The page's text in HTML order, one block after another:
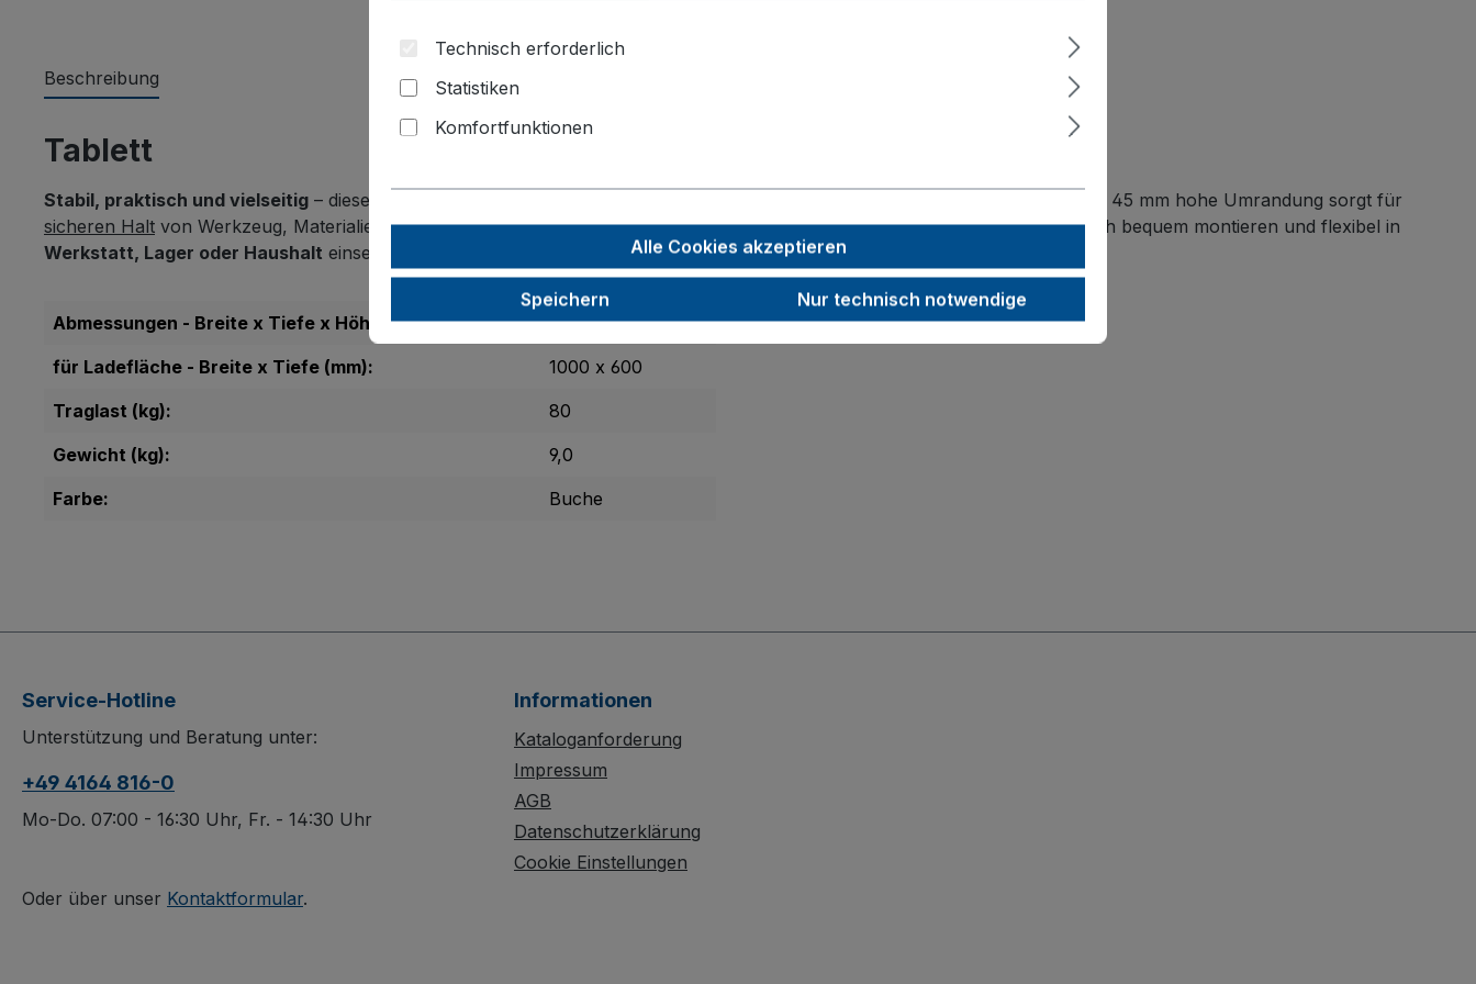
Beschreibung
Tablett
Stabil, praktisch und vielseitig – dieses robuste
aus 15 mm starker Holzwerkstoffplatte trägt mühelos bis zu 80 kg. Die 45 mm hohe Umrandung sorgt für
sicheren Halt von Werkzeug, Materialien oder Haushaltsutensilien. Dank mitgelieferter Haken, Schrauben und Holz lässt es sich bequem montieren und flexibel in
Werkstatt, Lager oder Haushalt einsetzen.
Abmessungen - Breite x Tiefe x Höhe (mm):
965 x 555 x 45
für Ladefläche - Breite x Tiefe (mm):
1000 x 600
Traglast (kg):
80
Gewicht (kg):
9,0
Farbe:
Buche
Service-Hotline
Unterstützung und Beratung unter:
+49 4164 816-0
Mo-Do. 07:00 - 16:30 Uhr, Fr. - 14:30 Uhr
Oder über unser Kontaktformular.
Informationen
Kataloganforderung
Impressum
AGB
Datenschutzerklärung
Cookie Einstellungen
Technisch erforderlich
Statistiken
Komfortfunktionen
Alle Cookies akzeptieren
Speichern Nur technisch notwendige